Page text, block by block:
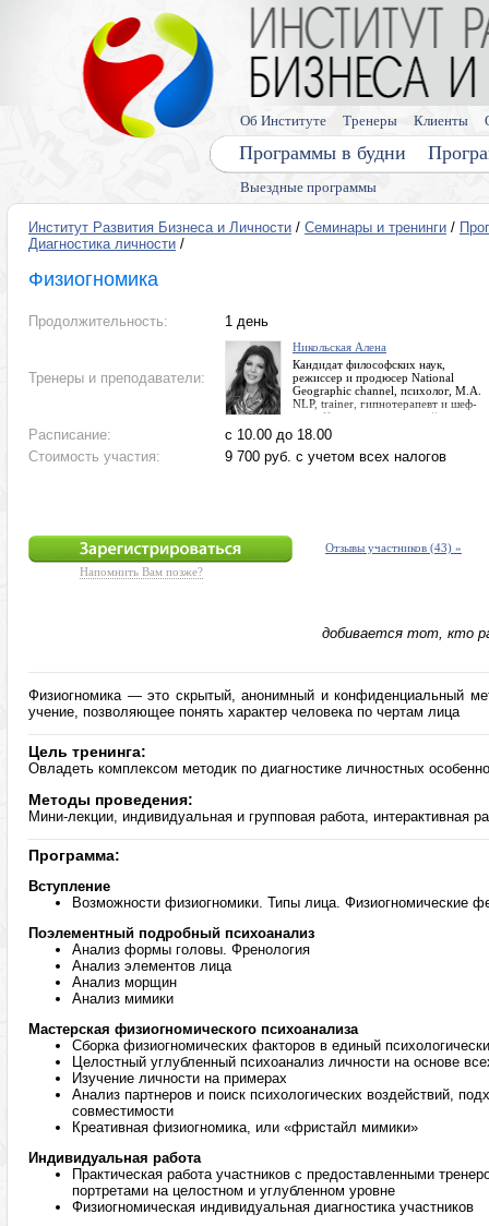
Выездные программы
Программы в будни
Об Институте Тренеры Клиенты
Институт Развития Бизнеса и Личности / Семинары и тренинги /
Диагностика личности /
Физиогномика
Продолжительность: 1 день
Тренеры и преподаватели:
Никольская Алена
Кандидат философских наук,
режиссер и продюсер National
Geographic channel, психолог, M.A.
NLP, trainer, гипнотерапевт и шеф-
коуч. Член международной
ассоциации ICF, Золотой сертификат
Эриксоновского Университета
(Канада, Ванкувер). Член союза
журналистов, ведущая и участница
Расписание:
с 10.00 до 18.00
Стоимость участия:
9 700 руб. с учетом всех налогов
Напомнить Вам позже?
Отзывы участников (43) »
добивается тот, кто
Физиогномика — это скрытый, анонимный и конфиденциальный
учение, позволяющее понять характер человека по чертам лица
Цель тренинга:
Овладеть комплексом методик по диагностике личностных
Методы проведения:
Мини-лекции, индивидуальная и групповая работа, интерактивная
Программа:
Вступление
Возможности физиогномики. Типы лица. Физиогномические
Поэлементный подробный психоанализ
Анализ формы головы. Френология
Анализ элементов лица
Анализ морщин
Анализ мимики
Мастерская физиогномического психоанализа
Сборка физиогномических факторов в единый
Целостный углубленный психоанализ личности на основе
Изучение личности на примерах
Анализ партнеров и поиск психологических воздействий,
совместимости
Креативная физиогномика, или «фристайл мимики»
Индивидуальная работа
Практическая работа участников с предоставленными
портретами на целостном и углубленном уровне
Физиогномическая индивидуальная диагностика участников